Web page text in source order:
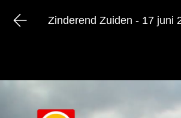
Zinderend Zuiden - 17 juni